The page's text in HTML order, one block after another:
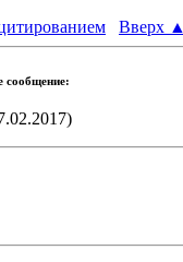
Вверх ▲
сообщение: